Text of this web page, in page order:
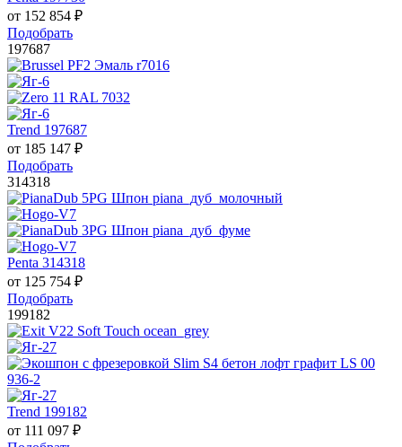
от 152 854 ₽
Подобрать
197687
Trend 197687
от 185 147 ₽
Подобрать
314318
Penta 314318
от 125 754 ₽
Подобрать
199182
Trend 199182
от 111 097 ₽